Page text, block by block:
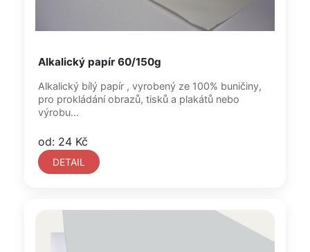
Alkalický papír 60/150g
Alkalický bílý papír , vyrobený ze 100% buničiny,
pro prokládání obrazů, tisků a plakátů nebo
výrobu...
od: 24 Kč
DETAIL